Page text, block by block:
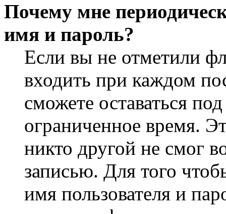
Почему мне
имя и пароль?
Если вы не отметили
входить при каждом
сможете оставаться
ограниченное время.
никто другой не смог
записью. Для того
имя пользователя и